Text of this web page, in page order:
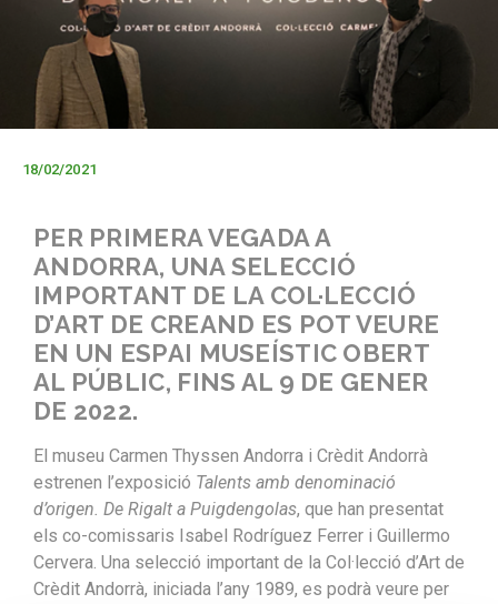
18/02/2021
PER PRIMERA VEGADA A
ANDORRA, UNA SELECCIÓ
IMPORTANT DE LA COL·LECCIÓ
D’ART DE CREAND ES POT VEURE
EN UN ESPAI MUSEÍSTIC OBERT
AL PÚBLIC, FINS AL 9 DE GENER
DE 2022.
El museu Carmen Thyssen Andorra i Crèdit Andorrà
estrenen l’exposició Talents amb denominació
d’origen. De Rigalt a Puigdengolas, que han presentat
els co-comissaris Isabel Rodríguez Ferrer i Guillermo
Cervera. Una selecció important de la Col·lecció d’Art de
Crèdit Andorrà, iniciada l’any 1989, es podrà veure per